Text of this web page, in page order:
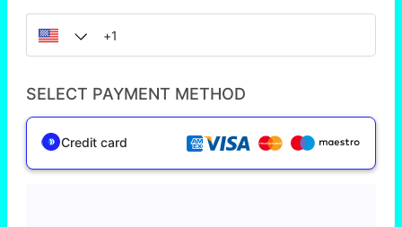
SELECT PAYMENT METHOD
Credit card